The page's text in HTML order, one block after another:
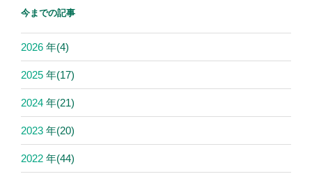
今までの記事
2026 年(4)
2025 年(17)
2024 年(21)
2023 年(20)
2022 年(44)